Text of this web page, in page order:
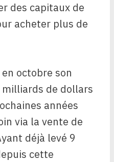
des capitaux de
acheter plus de
octobre son
de dollars
années
via la vente de
déjà levé 9
cette